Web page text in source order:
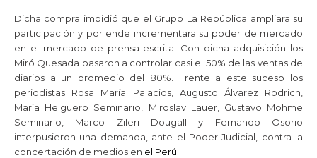
Dicha compra impidió que el Grupo La República ampliara su
participación y por ende incrementara su poder de mercado
en el mercado de prensa escrita. Con dicha adquisición los
Miró Quesada pasaron a controlar casi el 50% de las ventas de
diarios a un promedio del 80%. Frente a este suceso los
periodistas Rosa María Palacios, Augusto Álvarez Rodrich,
María Helguero Seminario, Miroslav Lauer, Gustavo Mohme
Seminario, Marco Zileri Dougall y Fernando Osorio
interpusieron una demanda, ante el Poder Judicial, contra la
concertación de medios en el Perú.